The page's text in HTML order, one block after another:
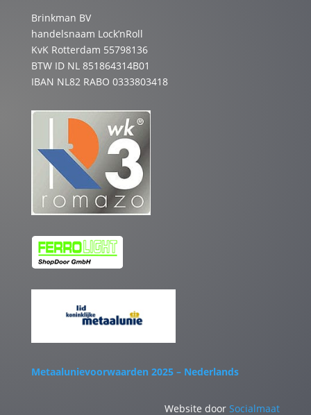
Brinkman BV
handelsnaam Lock’nRoll
KvK Rotterdam 55798136
BTW ID NL 851864314B01
IBAN NL82 RABO 0333803418
Metaalunievoorwaarden 2025 – Nederlands
Website door Socialmaat